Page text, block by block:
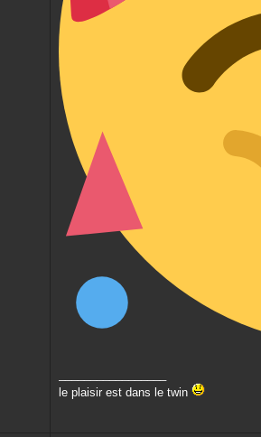
le plaisir est dans le twin